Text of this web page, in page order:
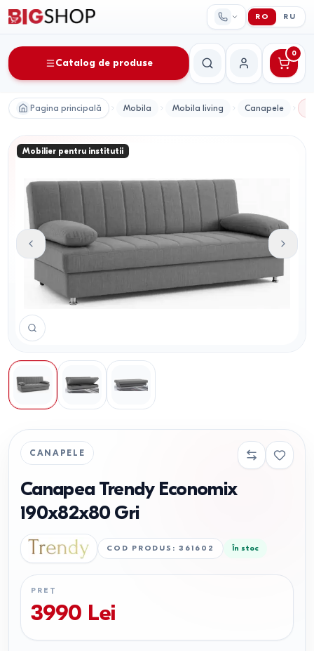
RO RU
Catalog de produse
CăutareContul meu
0
Pagina principală Mobila Mobila living Canapele
Mobilier pentru institutii
CANAPELE
Canapea Trendy Economix
190x82x80 Gri
COD PRODUS :361602 În stoc
PREȚ
3990 Lei